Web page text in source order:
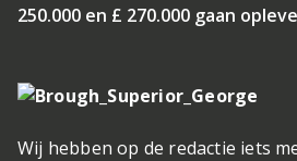
250.000 en £ 270.000 gaan
Wij hebben op de redactie iets